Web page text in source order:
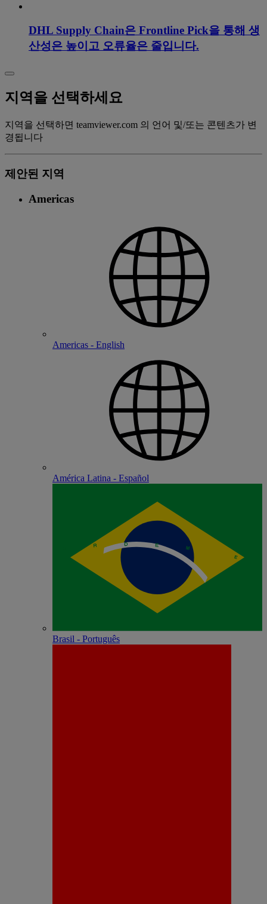
DHL Supply Chain은 Frontline Pick을 통해 생
산성은 높이고 오류율은 줄입니다.
지역을 선택하세요
지역을 선택하면 teamviewer.com 의 언어 및/또는 콘텐츠가 변
경됩니다
제안된 지역
Americas
Americas - English
América Latina - Español
Brasil - Português